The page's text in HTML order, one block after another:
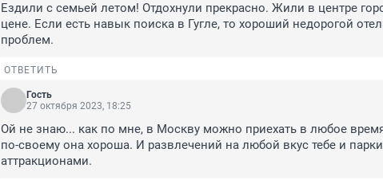
Ездили с семьей летом! Отдохнули прекрасно. Жили в центре
цене. Если есть навык поиска в Гугле, то хороший недорогой
проблем.
ОТВЕТИТЬ
Гость
27 октября 2023, 18:25
Ой не знаю... как по мне, в Москву можно приехать в любое
по-своему она хороша. И развлечений на любой вкус тебе и
аттракционами.